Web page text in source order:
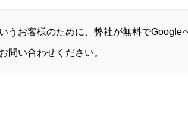
うお客様のために、弊社が無料でGoogle
問い合わせください。